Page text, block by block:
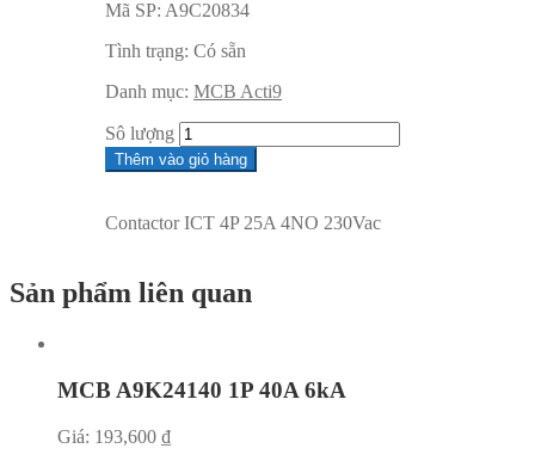
Mã SP: A9C20834
Tình trạng: Có sẵn
Danh mục: MCB Acti9
Sô lượng
Thêm vào giỏ hàng
Contactor ICT 4P 25A 4NO 230Vac
Sản phẩm liên quan
MCB A9K24140 1P 40A 6kA
Giá: 193,600 ₫